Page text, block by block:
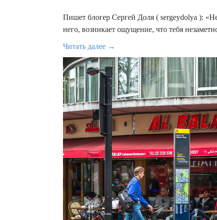
Пишет блогер Сергей Доля ( sergeydolya ):
него, возникает ощущение, что тебя
Читать далее →